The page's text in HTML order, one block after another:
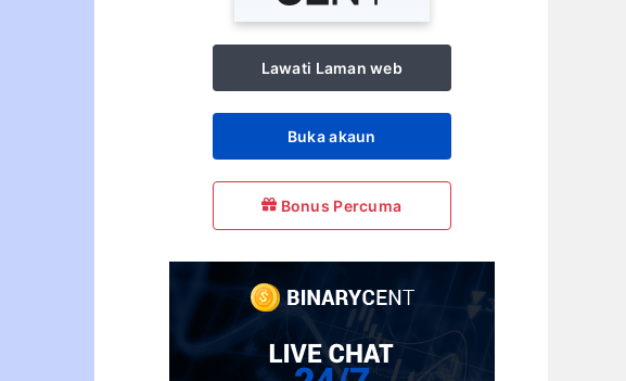
Lawati Laman web
Buka akaun
Bonus Percuma